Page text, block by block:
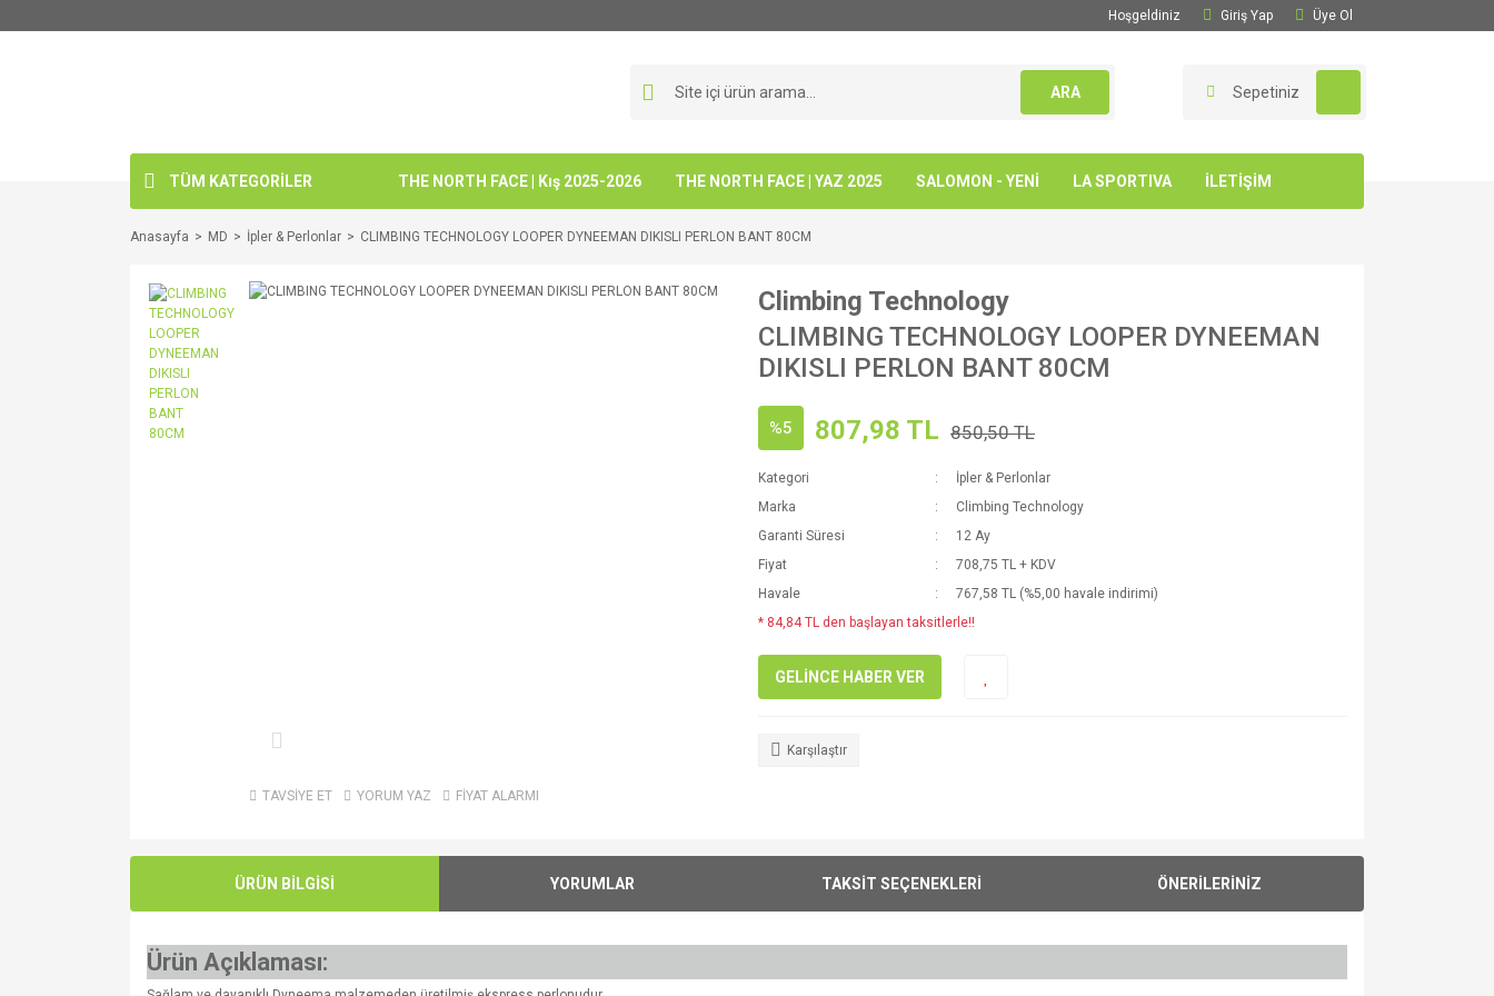
Hoşgeldiniz Giriş Yap Üye Ol
ARA Sepetiniz
TÜM KATEGORİLER THE NORTH FACE | Kış 2025-2026 THE NORTH FACE | YAZ 2025 SALOMON - YENİ LA SPORTIVA İLETİŞİM
Anasayfa MD İpler & Perlonlar CLIMBING TECHNOLOGY LOOPER DYNEEMAN DIKISLI PERLON BANT 80CM
TAVSİYE ET YORUM YAZ FİYAT ALARMI
Climbing Technology
CLIMBING TECHNOLOGY LOOPER DYNEEMAN
DIKISLI PERLON BANT 80CM
%5 807,98 TL 850,50 TL
Kategori
İpler & Perlonlar
Marka
Climbing Technology
Garanti Süresi
12 Ay
Fiyat
708,75 TL + KDV
Havale
767,58 TL (%5,00 havale indirimi)
* 84,84 TL den başlayan taksitlerle!!
GELİNCE HABER VER
Karşılaştır
ÜRÜN BİLGİSİ YORUMLAR TAKSİT SEÇENEKLERİ ÖNERİLERİNİZ
Ürün Açıklaması: